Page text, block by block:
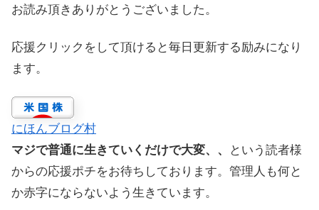
お読み頂きありがとうございました。
応援クリックをして頂けると毎日更新する励みになり
ます。
にほんブログ村
マジで普通に生きていくだけで大変、、
という読者様
からの応援ポチをお待ちしております。管理人も何と
か赤字にならないよう生きています。